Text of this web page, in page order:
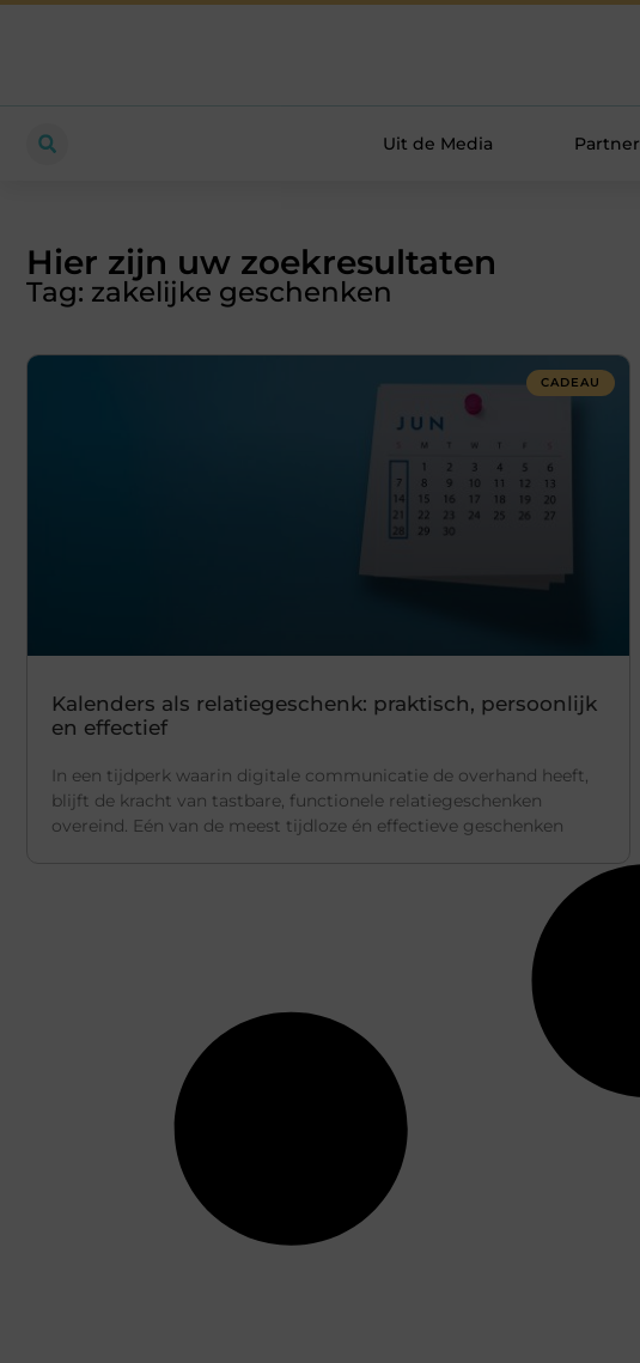
Uit de Media Partner
Hier zijn uw zoekresultaten
Tag: zakelijke geschenken
CADEAU
Kalenders als relatiegeschenk: praktisch, persoonlijk
en effectief
In een tijdperk waarin digitale communicatie de overhand heeft,
blijft de kracht van tastbare, functionele relatiegeschenken
overeind. Eén van de meest tijdloze én effectieve geschenken